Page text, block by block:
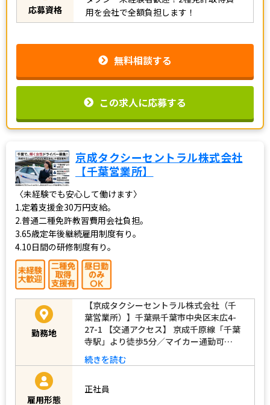
応募資格
用を会社で全額負担します！
無料相談する
この求人に応募する
京成タクシーセントラル株式会社
【千葉営業所】
〈未経験でも安心して働けます〉
1.定着支援金30万円支給。
2.普通二種免許教習費用会社負担。
3.65歳定年後継続雇用制度有り。
4.10日間の研修制度有り。
勤務地
【京成タクシーセントラル株式会社（千
葉営業所）】千葉県千葉市中央区末広4-
27-1 【交通アクセス】 京成千原線「千葉
寺駅」より徒歩5分／マイカー通勤可…
続きを読む
雇用形態
正社員